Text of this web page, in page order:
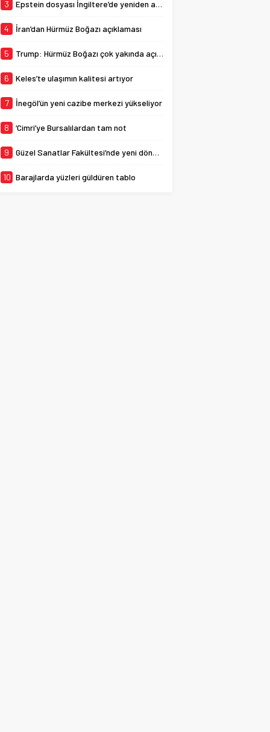
yaşattığı konserde bir de
Bursaspor için...
3 Epstein dosyası İngiltere’de yeniden açılıyor
4 İran’dan Hürmüz Boğazı açıklaması
5 Trump: Hürmüz Boğazı çok yakında açılacak
6 Keles’te ulaşımın kalitesi artıyor
7 İnegöl’ün yeni cazibe merkezi yükseliyor
8 ‘Cimri’ye Bursalılardan tam not
9 Güzel Sanatlar Fakültesi’nde yeni dönem
10 Barajlarda yüzleri güldüren tablo